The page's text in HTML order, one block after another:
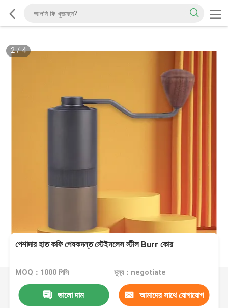
2/4
পেশাদার হাত কফি পেষকদন্ত স্টেইনলেস স্টীল Burr কোর
MOQ：1000 পিসি মূল্য：negotiate
ভালো দাম আমাদের সাথে যোগাযোগ